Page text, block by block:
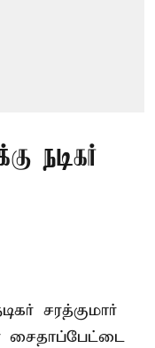
நடிகர்
சரத்குமார்
சைதாப்பேட்டை